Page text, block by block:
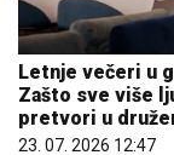
Letnje večeri u
Zašto sve više
pretvori u
23. 07. 2026 12:47